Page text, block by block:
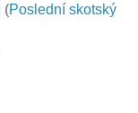
(Poslední skotský